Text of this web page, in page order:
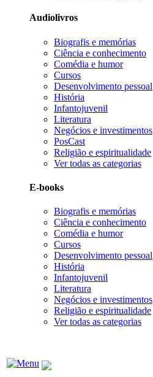
Audiolivros
Biografis e memórias
Ciência e conhecimento
Comédia e humor
Cursos
Desenvolvimento pessoal
História
Infantojuvenil
Literatura
Negócios e investimentos
PosCast
Religião e espiritualidade
Ver todas as categorias
E-books
Biografis e memórias
Ciência e conhecimento
Comédia e humor
Cursos
Desenvolvimento pessoal
História
Infantojuvenil
Literatura
Negócios e investimentos
Religião e espiritualidade
Ver todas as categorias